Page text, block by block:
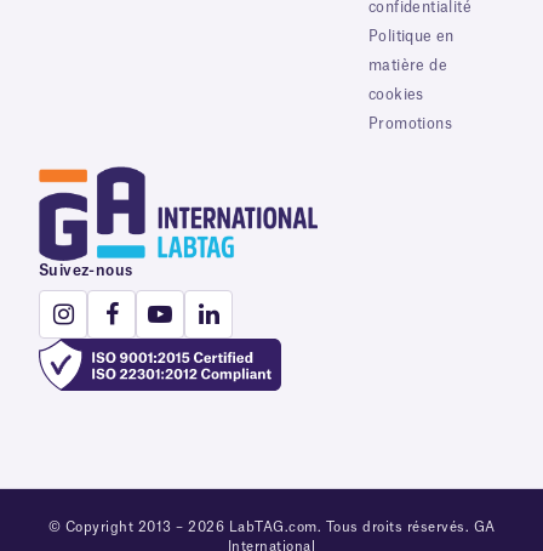
confidentialité
Politique en
matière de
cookies
Promotions
Suivez-nous
© Copyright 2013 – 2026 LabTAG.com. Tous droits réservés. GA
International